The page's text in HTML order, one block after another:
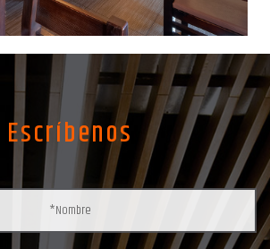
Escríbenos